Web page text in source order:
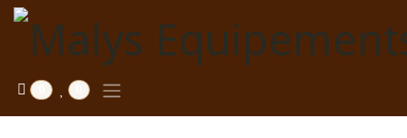
Se rendre au contenu